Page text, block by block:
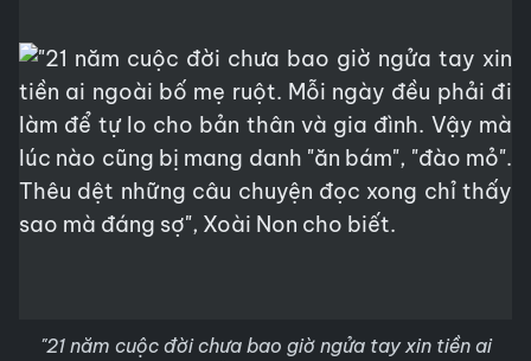
"21 năm cuộc đời chưa bao giờ ngửa tay xin tiền ai